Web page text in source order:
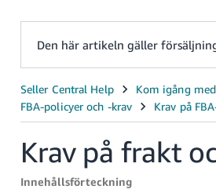
中
文
-
CN
Den här artikeln gäller
Krav på frakt
Innehållsförteckning